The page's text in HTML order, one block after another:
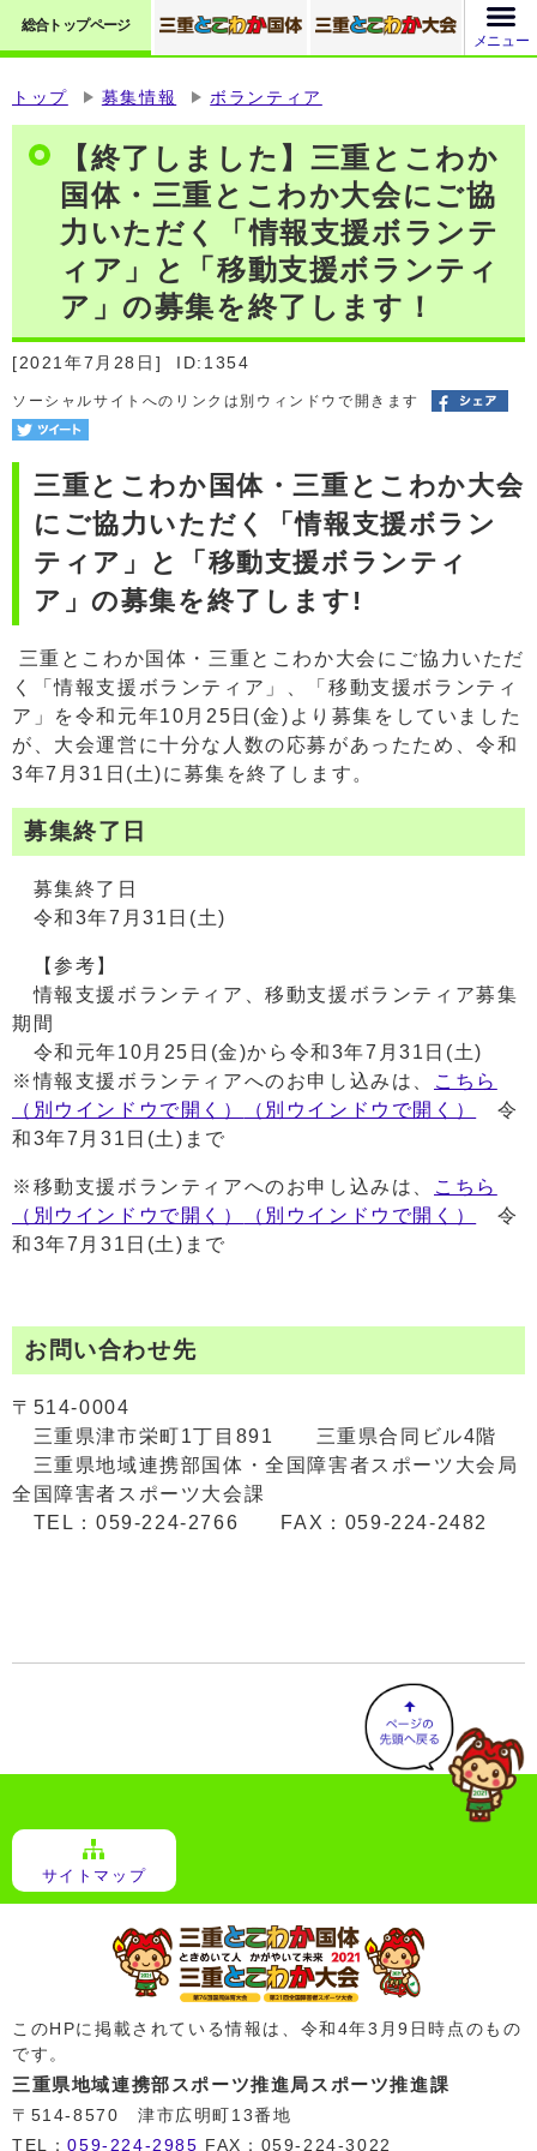
総合トップページ
メニュー
トップ 募集情報 ボランティア
【終了しました】三重とこわか
国体・三重とこわか大会にご協
力いただく「情報支援ボランテ
ィア」と「移動支援ボランティ
ア」の募集を終了します！
[2021年7月28日] ID:1354
ソーシャルサイトへのリンクは別ウィンドウで開きます
三重とこわか国体・三重とこわか大会
にご協力いただく「情報支援ボラン
ティア」と「移動支援ボランティ
ア」の募集を終了します!
三重とこわか国体・三重とこわか大会にご協力いただ
く「情報支援ボランティア」、「移動支援ボランティ
ア」を令和元年10月25日(金)より募集をしていました
が、大会運営に十分な人数の応募があったため、令和
3年7月31日(土)に募集を終了します。
募集終了日
募集終了日
令和3年7月31日(土)
【参考】
情報支援ボランティア、移動支援ボランティア募集
期間
令和元年10月25日(金)から令和3年7月31日(土)
※情報支援ボランティアへのお申し込みは、
こちら
（別ウインドウで開く）
（別ウインドウで開く）
令
和3年7月31日(土)まで
※移動支援ボランティアへのお申し込みは、
こちら
（別ウインドウで開く）
（別ウインドウで開く）
令
和3年7月31日(土)まで
お問い合わせ先
〒514-0004
三重県津市栄町1丁目891 三重県合同ビル4階
三重県地域連携部国体・全国障害者スポーツ大会局
全国障害者スポーツ大会課
TEL：059-224-2766 FAX：059-224-2482
サイトマップ
このHPに掲載されている情報は、令和4年3月9日時点のもの
です。
三重県地域連携部スポーツ推進局スポーツ推進課
〒514-8570 津市広明町13番地
TEL：059-224-2985 FAX：059-224-3022